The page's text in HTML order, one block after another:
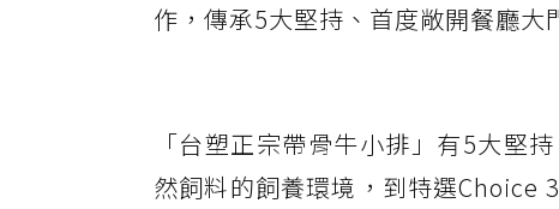
作，傳承5大堅持、首度敞開餐廳大
「台塑正宗帶骨牛小排」有5大堅
然飼料的飼養環境，到特選Choice